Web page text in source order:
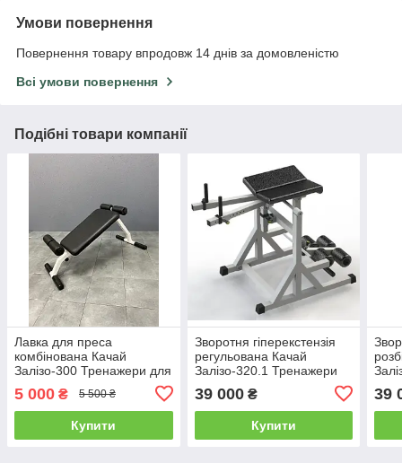
Умови повернення
Повернення товару впродовж 14 днів за домовленістю
Всі умови повернення
Подібні товари компанії
Лавка для преса
комбінована Качай
Залізо-300 Тренажери для
5 000 ₴ 5 500 ₴
Купити
Зворотня гіперекстензія
регульована Качай
Залізо-320.1 Тренажери
для преса, гіперекстензії
39 000₴
Купити
39